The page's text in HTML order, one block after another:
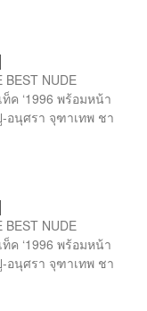
NUDE
ค ‘1996 พร้อมหน้า
อนุศรา จุฑาเทพ ชา
NUDE
ค ‘1996 พร้อมหน้า
อนุศรา จุฑาเทพ ชา